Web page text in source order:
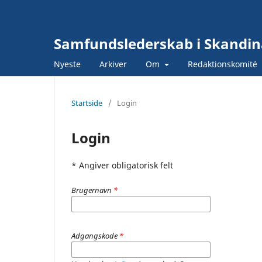
Samfundslederskab i
Nyeste Arkiver Om Redaktionskomité
Startside / Login
Login
* Angiver obligatorisk felt
Brugernavn *
Adgangskode *